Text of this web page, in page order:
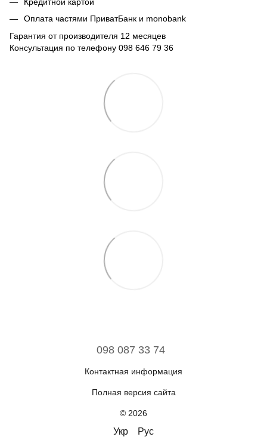
Оплата частями ПриватБанк и monobank
Гарантия от производителя 12 месяцев
Консультация по телефону 098 646 79 36
098 087 33 74
Контактная информация
Полная версия сайта
© 2026
Укр Рус